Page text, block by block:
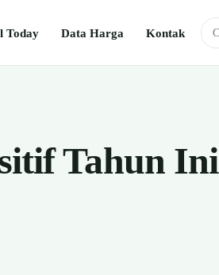
Today Data Harga Kontak
Tahun Ini